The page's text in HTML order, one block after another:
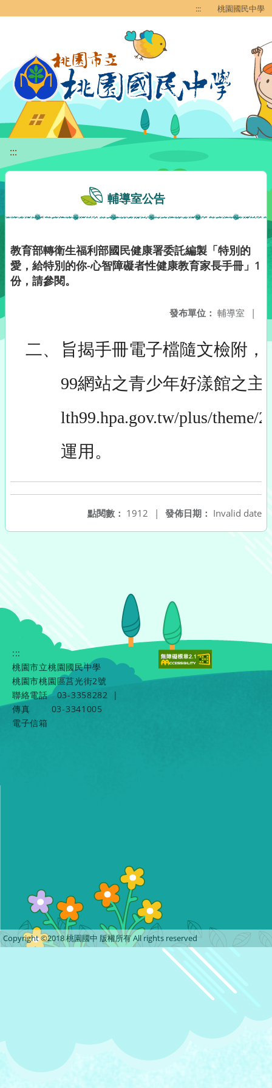
::: 桃園國民中學
:::
輔導室公告
教育部轉衛生福利部國民健康署委託編製「特別的
愛，給特別的你-心智障礙者性健康教育家長手冊」1
份，請參閱。
發布單位： 輔導室 |
二、
旨揭手冊電子檔隨文檢附
99網站之青少年好漾館之主
lth99.hpa.gov.tw/plus/theme/
運用。
發佈日期： Invalid date
點閱數： 1912 |
:::
桃園市立桃園國民中學
桃園市桃園區莒光街2號
聯絡電話
03-3358282
|
傳真
03-3341005
電子信箱
Copyright ©2018 桃園國中 版權所有 All rights reserved